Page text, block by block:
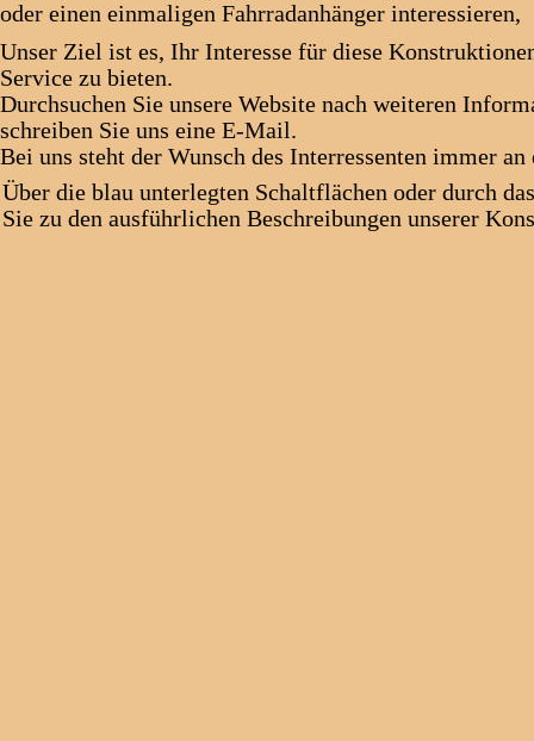
oder einen einmaligen Fahrradanhänger interessieren,
Unser Ziel ist es, Ihr Interesse für diese
Service zu bieten.
Durchsuchen Sie unsere Website nach weiteren
schreiben Sie uns eine E-Mail.
Bei uns steht der Wunsch des Interressenten immer
Über die blau unterlegten Schaltflächen oder durch
Sie zu den ausführlichen Beschreibungen unserer